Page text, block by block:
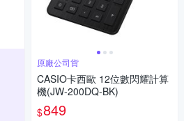
原廠公司貨
CASIO卡西歐 12位數閃耀計算
機(JW-200DQ-BK)
$849